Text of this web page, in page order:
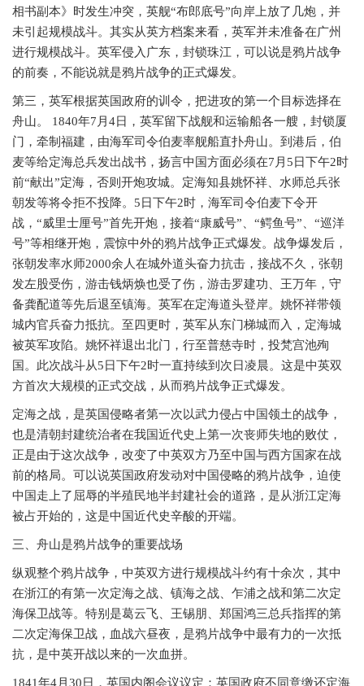
相书副本》时发生冲突，英舰“布郎底号”向岸上放了几炮，并
未引起规模战斗。其实从英方档案来看，英军并未准备在广州
进行规模战斗。英军侵入广东，封锁珠江，可以说是鸦片战争
的前奏，不能说就是鸦片战争的正式爆发。
第三，英军根据英国政府的训令，把进攻的第一个目标选择在
舟山。 1840年7月4日，英军留下战舰和运输船各一艘，封锁厦
门，牵制福建，由海军司令伯麦率舰船直扑舟山。到港后，伯
麦等给定海总兵发出战书，扬言中国方面必须在7月5日下午2时
前“献出”定海，否则开炮攻城。定海知县姚怀祥、水师总兵张
朝发等将令拒不投降。5日下午2时，海军司令伯麦下令开
战，“威里士厘号”首先开炮，接着“康威号”、“鳄鱼号”、“巡洋
号”等相继开炮，震惊中外的鸦片战争正式爆发。战争爆发后，
张朝发率水师2000余人在城外道头奋力抗击，接战不久，张朝
发左股受伤，游击钱炳焕也受了伤，游击罗建功、王万年，守
备龚配道等先后退至镇海。英军在定海道头登岸。姚怀祥带领
城内官兵奋力抵抗。至四更时，英军从东门梯城而入，定海城
被英军攻陷。姚怀祥退出北门，行至普慈寺时，投梵宫池殉
国。此次战斗从5日下午2时一直持续到次日凌晨。这是中英双
方首次大规模的正式交战，从而鸦片战争正式爆发。
定海之战，是英国侵略者第一次以武力侵占中国领土的战争，
也是清朝封建统治者在我国近代史上第一次丧师失地的败仗，
正是由于这次战争，改变了中英双方乃至中国与西方国家在战
前的格局。可以说英国政府发动对中国侵略的鸦片战争，迫使
中国走上了屈辱的半殖民地半封建社会的道路，是从浙江定海
被占开始的，这是中国近代史辛酸的开端。
三、舟山是鸦片战争的重要战场
纵观整个鸦片战争，中英双方进行规模战斗约有十余次，其中
在浙江的有第一次定海之战、镇海之战、乍浦之战和第二次定
海保卫战等。特别是葛云飞、王锡朋、郑国鸿三总兵指挥的第
二次定海保卫战，血战六昼夜，是鸦片战争中最有力的一次抵
抗，是中英开战以来的一次血拼。
1841年4月30日，英国内阁会议议定：英国政府不同意缴还定海